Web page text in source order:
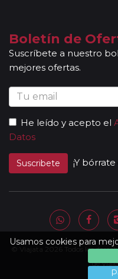
Usamos cookies para
Boletín de
Suscríbete a nuestro
mejores ofertas.
He leído y acepto el
Datos
Suscribete ¡Y
© Viajata 2026 Todos los
de